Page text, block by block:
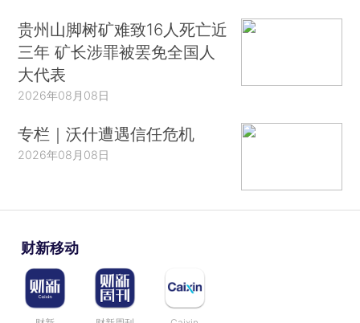
贵州山脚树矿难致16人死亡近
三年 矿长涉罪被罢免全国人
大代表
2026年08月08日
专栏｜沃什遭遇信任危机
2026年08月08日
财新移动